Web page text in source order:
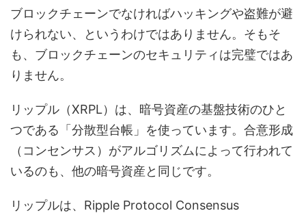
ブロックチェーンでなければハッキングや盗難が避
けられない、というわけではありません。そもそ
も、ブロックチェーンのセキュリティは完璧ではあ
りません。
リップル（XRPL）は、暗号資産の基盤技術のひと
つである「分散型台帳」を使っています。合意形成
（コンセンサス）がアルゴリズムによって行われて
いるのも、他の暗号資産と同じです。
リップルは、Ripple Protocol Consensus